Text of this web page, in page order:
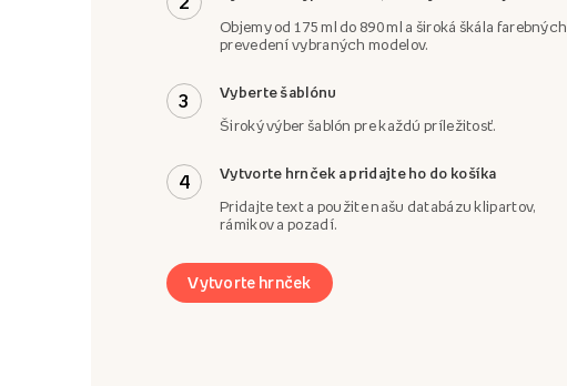
Objemy od 175 ml do 890 ml a široká škála farebných
prevedení vybraných modelov.
3 Vyberte šablónu
Široký výber šablón pre každú príležitosť.
4 Vytvorte hrnček a pridajte ho do košíka
Pridajte text a použite našu databázu klipartov,
rámikov a pozadí.
Vytvorte hrnček